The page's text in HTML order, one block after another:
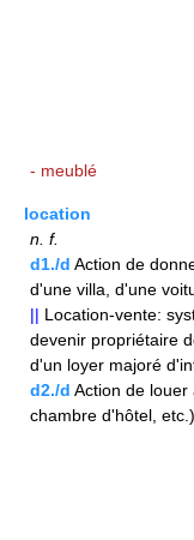
- meublé
location
n. f.
d1./d Action de
d'une villa, d'une
|| Location-vente:
devenir propriétaire
d'un loyer majoré
d2./d Action de louer
chambre d'hôtel, etc.).